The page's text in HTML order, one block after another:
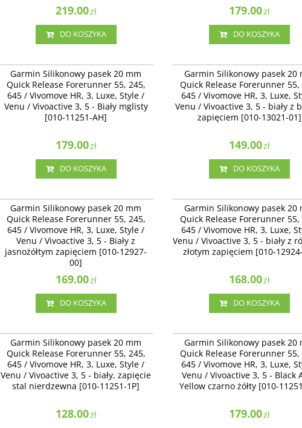
219.00zł
DO KOSZYKA
179.00zł
DO KOSZYKA
Garmin Silikonowy pasek 20 mm Quick
Release Forerunner 55, 245, 645 / Vivomove
HR, 3, Luxe, Style / Venu / Vivoactive 3, 5 -
Biały mglisty [010-11251-AH]
Garmin Silikonowy pasek 20 mm
Quick Release Forerunner 55, 245,
645 / Vivomove HR, 3, Luxe, Style /
Venu / Vivoactive 3, 5 - Biały mglisty
[010-11251-AH]
179.00zł
DO KOSZYKA
Garmin Silikonowy pasek 20 mm Quick
Release Forerunner 55, 245, 645 /
HR, 3, Luxe, Style / Venu / Vivoactive 3 -
białym zapięciem [010-13021-01]
Garmin Silikonowy pasek 20
Quick Release Forerunner 55,
645 / Vivomove HR, 3, Luxe,
Venu / Vivoactive 3, 5 - biały z
zapięciem [010-13021-01]
149.00zł
DO KOSZYKA
Garmin Silikonowy pasek 20 mm Quick
Release Forerunner 55, 245, 645 / Vivomove
HR, 3, Luxe, Style / Venu / Vivoactive 3 - Biały z
jasnożółtym zapięciem [010-12927-00]
Garmin Silikonowy pasek 20 mm
Quick Release Forerunner 55, 245,
645 / Vivomove HR, 3, Luxe, Style /
Venu / Vivoactive 3, 5 - Biały z
jasnożółtym zapięciem [010-12927-
00]
169.00zł
DO KOSZYKA
Garmin Silikonowy pasek 20 mm Quick
Release Forerunner 55, 245, 645 /
HR, 3, Luxe, Style / Venu / Vivoactive 3 -
różowo-złotym zapięciem [010-12924-
Garmin Silikonowy pasek 20
Quick Release Forerunner 55,
645 / Vivomove HR, 3, Luxe,
Venu / Vivoactive 3, 5 - biały z
złotym zapięciem [010-
168.00zł
DO KOSZYKA
Garmin Silikonowy pasek 20 mm Quick
Release Forerunner 55, 245, 645 / Vivomove
HR, 3, Luxe, Style / Venu / Vivoactive 3 - biały,
zapięcie stal nierdzewna [010-11251-1P]
Garmin Silikonowy pasek 20 mm
Quick Release Forerunner 55, 245,
645 / Vivomove HR, 3, Luxe, Style /
Venu / Vivoactive 3, 5 - biały, zapięcie
stal nierdzewna [010-11251-1P]
128.00zł
Garmin Silikonowy pasek 20 mm Quick
Release Forerunner 55, 245, 645 /
HR, 3, Luxe, Style / Venu / Vivoactive 3,
Black Amp Yellow czarno żółty [010-
Garmin Silikonowy pasek 20
Quick Release Forerunner 55,
645 / Vivomove HR, 3, Luxe,
Venu / Vivoactive 3, 5 - Black
Yellow czarno żółty [010-
179.00zł